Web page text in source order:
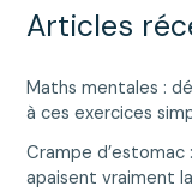
Articles
Maths mentales :
à ces exercices
Crampe
apaisent vraiment